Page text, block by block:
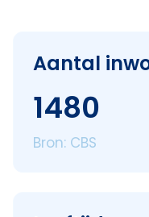
Aantal
1480
Bron: CBS